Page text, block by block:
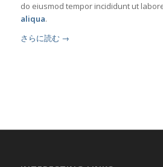
do eiusmod tempor incididunt ut
aliqua.
さらに読む →